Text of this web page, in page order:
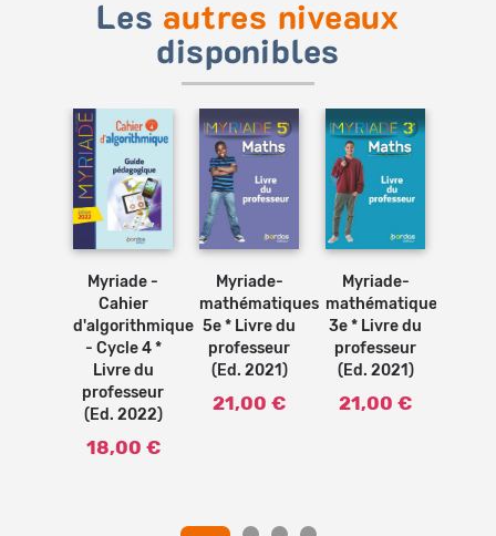
Les autres niveaux
disponibles
Ajouter
au
Myriade -
Cahier
d'algorithmique
- Cycle 4 *
Livre du
professeur
(Ed. 2022)
18,00 €
Myriade-
mathématiques
5e * Livre du
professeur
(Ed. 2021)
21,00 €
Ajouter
au
Myriade-
mathématiques
3e * Livre du
professeur
(Ed. 2021)
21,00 €